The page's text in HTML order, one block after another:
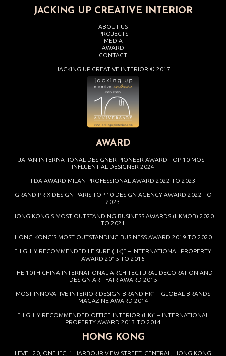
JACKING UP CREATIVE INTERIOR
ABOUT US
PROJECTS
MEDIA
AWARD
CONTACT
JACKING UP CREATIVE INTERIOR © 2017
AWARD
JAPAN INTERNATIONAL DESIGNER PIONEER AWARD TOP 10 MOST
INFLUENTIAL DESIGNER 2024
IIDA AWARD MILAN PROFESSIONAL AWARD 2022 TO 2023
GRAND PRIX DESIGN PARIS TOP 10 DESIGN AGENCY AWARD 2022 TO
2023
HONG KONG'S MOST OUTSTANDING BUSINESS AWARDS (HKMOB) 2020
TO 2021
HONG KONG'S MOST OUTSTANDING BUSINESS AWARD 2019 TO 2020
“HIGHLY RECOMMENDED LEISURE (HK)” – INTERNATIONAL PROPERTY
AWARD 2015 TO 2016
THE 10TH CHINA INTERNATIONAL ARCHITECTURAL DECORATION AND
DESIGN ART FAIR AWARD 2015
MOST INNOVATIVE INTERIOR DESIGN BRAND HK” – GLOBAL BRANDS
MAGAZINE AWARD 2014
“HIGHLY RECOMMENDED OFFICE INTERIOR (HK)” – INTERNATIONAL
PROPERTY AWARD 2013 TO 2014
HONG KONG
LEVEL 20, ONE IFC, 1 HARBOUR VIEW STREET, CENTRAL, HONG KONG